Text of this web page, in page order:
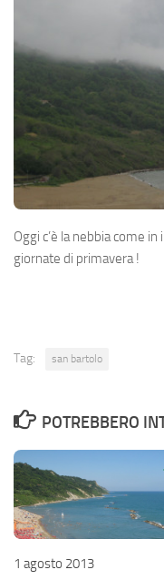
Oggi c’è la nebbia come
giornate di primavera !
Tag: san bartolo
POTREBBERO
1 agosto 2013